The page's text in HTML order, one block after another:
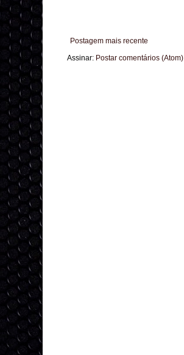
Postagem mais recente
Assinar: Postar comentários (Atom)